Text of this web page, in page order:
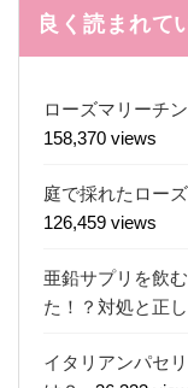
良く読まれて
ローズマリーチ
158,370 views
庭で採れたロー
126,459 views
亜鉛サプリを飲
た！？対処と正
イタリアンパセ